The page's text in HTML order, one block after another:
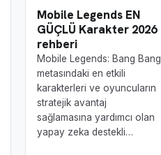
Mobile Legends EN
GÜÇLÜ Karakter 2026
rehberi
Mobile Legends: Bang Bang
metasındaki en etkili
karakterleri ve oyuncuların
stratejik avantaj
sağlamasına yardımcı olan
yapay zeka destekli…